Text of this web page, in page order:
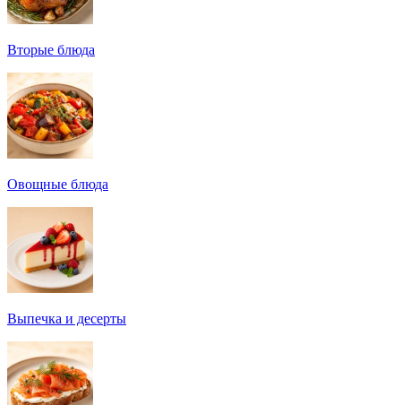
Вторые блюда
Овощные блюда
Выпечка и десерты